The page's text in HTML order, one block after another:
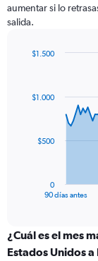
aumentar si lo
salida.
data
The
categories.
Range:
90 días antes
0
$500
$1.000
$1.500
¿Cuál es el mes
Estados Unidos a